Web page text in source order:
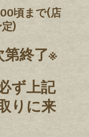
頃まで(店
)
第終了※
ず上記
りに来